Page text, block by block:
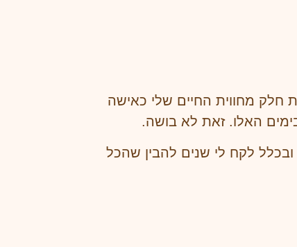
מחווית החיים שלי כאישה
האלו. זאת לא בושה.
לקח לי שנים להבין שהכל